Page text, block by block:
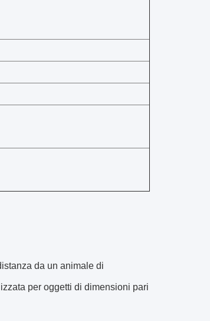
da un animale di
per oggetti di dimensioni pari